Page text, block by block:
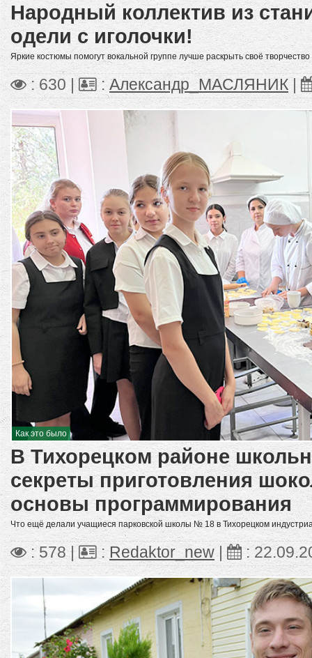
Народный коллектив из
одели с иголочки!
Яркие костюмы помогут вокальной группе лучше раскрыть своё
: 630 | : Александр_МАСЛЯНИК
Как это было
В Тихорецком районе
секреты приготовления
основы программирования
Что ещё делали учащиеся парковской школы № 18 в Тихорецком
: 578 | : Redaktor_new :